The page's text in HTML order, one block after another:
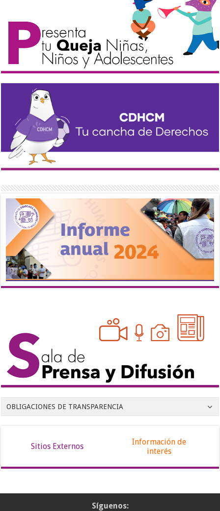
OBLIGACIONES DE TRANSPARENCIA
Sitios Externos
Información de
interés
Síguenos: